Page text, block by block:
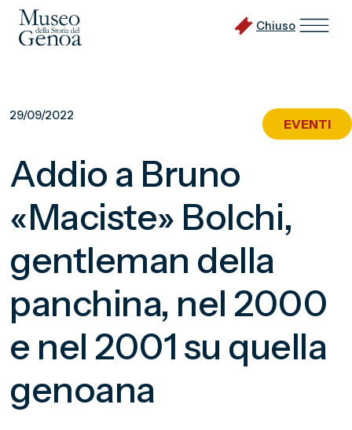
Chiuso
29/09/2022
EVENTI
Addio a Bruno
«Maciste» Bolchi,
gentleman della
panchina, nel 2000
e nel 2001 su quella
genoana